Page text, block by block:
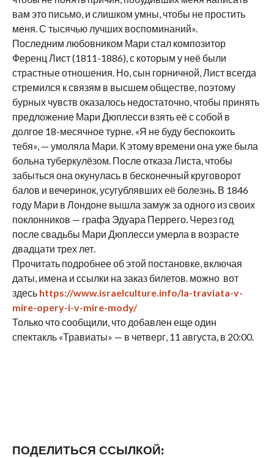
вам это письмо, и слишком умны, чтобы не простить
меня. С тысячью лучших воспоминаний».
Последним любовником Мари стал композитор
Ференц Лист (1811-1886), с которым у неё были
страстные отношения. Но, сын горничной, Лист всегда
стремился к связям в высшем обществе, поэтому
бурных чувств оказалось недостаточно, чтобы принять
предложение Мари Дюплесси взять её с собой в
долгое 18-месячное турне. «Я не буду беспокоить
тебя», — умоляла Мари. К этому времени она уже была
больна туберкулёзом. После отказа Листа, чтобы
забыться она окунулась в бесконечный круговорот
балов и вечеринок, усугублявших её болезнь. В 1846
году Мари в Лондоне вышла замуж за одного из своих
поклонников — графа Эдуара Перрего. Через год
после свадьбы Мари Дюплесси умерла в возрасте
двадцати трех лет.
Прочитать подробнее об этой постановке, включая
даты, имена и ссылки на заказ билетов. можно вот
здесь https://www.israelculture.info/la-traviata-v-
mire-opery-i-v-mire-mody/
Только что сообщили, что добавлен еще один
спектакль «Травиаты» — в четверг, 11 августа, в 20:00.
ПОДЕЛИТЬСЯ ССЫЛКОЙ: